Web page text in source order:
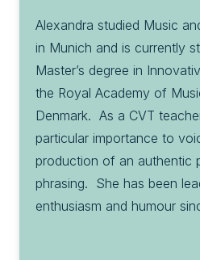
Alexandra studied Music
in Munich and is currently
Master’s degree in
the Royal Academy of
Denmark.  As a CVT
particular importance to
production of an authentic
phrasing.  She has been
enthusiasm and humour